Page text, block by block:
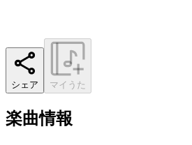
シェア マイうた
楽曲情報